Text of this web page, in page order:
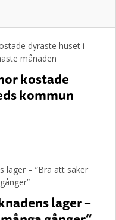
kostade
kommun
lager –